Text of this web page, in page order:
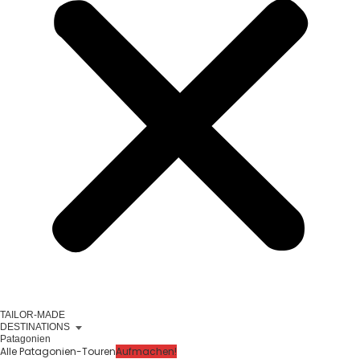
TAILOR-MADE
DESTINATIONS
Patagonien
Alle Patagonien-TourenAufmachen!